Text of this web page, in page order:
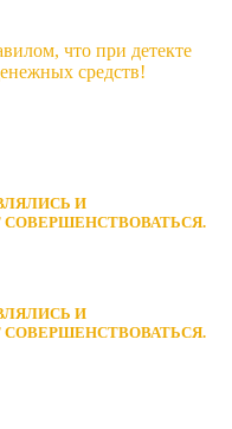
что при детекте
средств!
И
И